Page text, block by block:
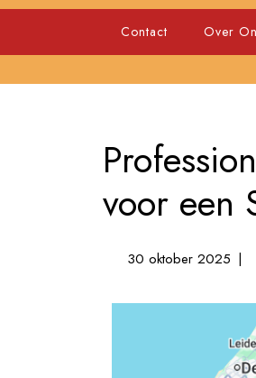
Skip
Contact Over
voor een
30 oktober 202530|